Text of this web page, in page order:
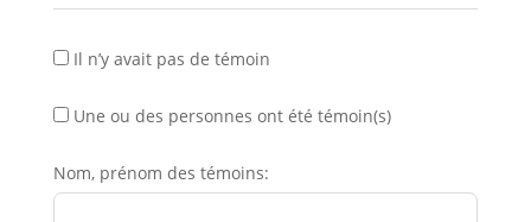
Il n’y avait pas de témoin
Une ou des personnes ont été témoin(s)
Nom, prénom des témoins: